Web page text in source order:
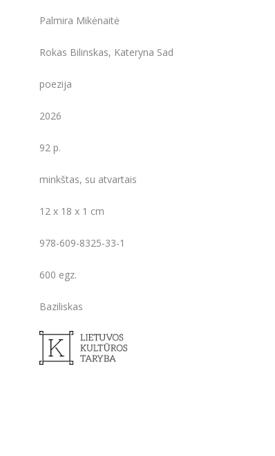
Palmira Mikėnaitė
Rokas Bilinskas, Kateryna Sad
poezija
2026
92 p.
minkštas, su atvartais
12 x 18 x 1 cm
978-609-8325-33-1
600 egz.
Baziliskas